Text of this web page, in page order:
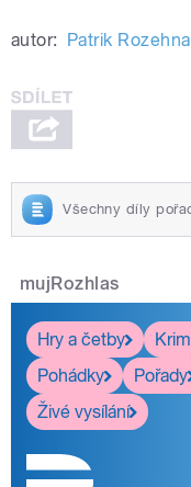
autor: Patrik Rozehnal
Všechny díly
mujRozhlas
Hry a četby
Pohádky
Pořady
Živé vysílání